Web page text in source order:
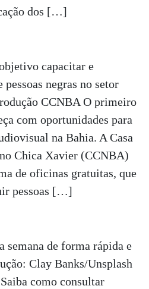
dos […]
capacitar e
negras no setor
CCNBA O primeiro
com oportunidades para
na Bahia. A Casa
Chica Xavier (CCNBA)
de oficinas gratuitas, que
pessoas […]
semana de forma rápida e
Clay Banks/Unsplash
como consultar